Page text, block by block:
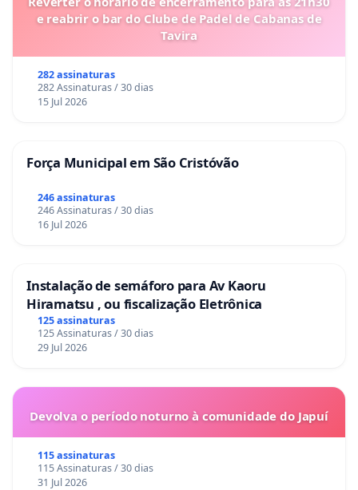
e reabrir o bar do Clube de Padel de Cabanas de
Tavira
282 assinaturas
282 Assinaturas / 30 dias
15 Jul 2026
Força Municipal em São Cristóvão
246 assinaturas
246 Assinaturas / 30 dias
16 Jul 2026
Instalação de semáforo para Av Kaoru
Hiramatsu , ou fiscalização Eletrônica
125 assinaturas
125 Assinaturas / 30 dias
29 Jul 2026
Devolva o período noturno à comunidade do Japuí
115 assinaturas
115 Assinaturas / 30 dias
31 Jul 2026